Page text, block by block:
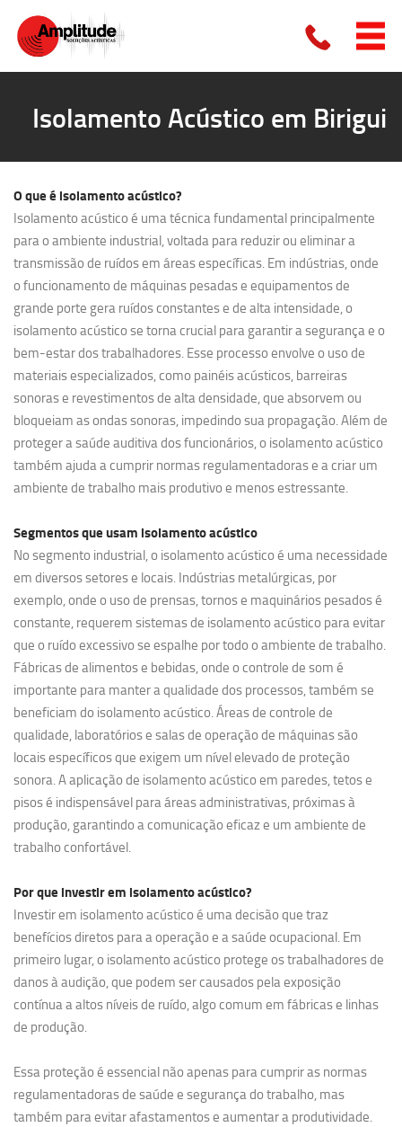
Isolamento Acústico em Birigui
O que é isolamento acústico?
Isolamento acústico é uma técnica fundamental principalmente
para o ambiente industrial, voltada para reduzir ou eliminar a
transmissão de ruídos em áreas específicas. Em indústrias, onde
o funcionamento de máquinas pesadas e equipamentos de
grande porte gera ruídos constantes e de alta intensidade, o
isolamento acústico se torna crucial para garantir a segurança e o
bem-estar dos trabalhadores. Esse processo envolve o uso de
materiais especializados, como painéis acústicos, barreiras
sonoras e revestimentos de alta densidade, que absorvem ou
bloqueiam as ondas sonoras, impedindo sua propagação. Além de
proteger a saúde auditiva dos funcionários, o isolamento acústico
também ajuda a cumprir normas regulamentadoras e a criar um
ambiente de trabalho mais produtivo e menos estressante.
Segmentos que usam isolamento acústico
No segmento industrial, o isolamento acústico é uma necessidade
em diversos setores e locais. Indústrias metalúrgicas, por
exemplo, onde o uso de prensas, tornos e maquinários pesados é
constante, requerem sistemas de isolamento acústico para evitar
que o ruído excessivo se espalhe por todo o ambiente de trabalho.
Fábricas de alimentos e bebidas, onde o controle de som é
importante para manter a qualidade dos processos, também se
beneficiam do isolamento acústico. Áreas de controle de
qualidade, laboratórios e salas de operação de máquinas são
locais específicos que exigem um nível elevado de proteção
sonora. A aplicação de isolamento acústico em paredes, tetos e
pisos é indispensável para áreas administrativas, próximas à
produção, garantindo a comunicação eficaz e um ambiente de
trabalho confortável.
Por que investir em isolamento acústico?
Investir em isolamento acústico é uma decisão que traz
benefícios diretos para a operação e a saúde ocupacional. Em
primeiro lugar, o isolamento acústico protege os trabalhadores de
danos à audição, que podem ser causados pela exposição
contínua a altos níveis de ruído, algo comum em fábricas e linhas
de produção.
Essa proteção é essencial não apenas para cumprir as normas
regulamentadoras de saúde e segurança do trabalho, mas
também para evitar afastamentos e aumentar a produtividade.